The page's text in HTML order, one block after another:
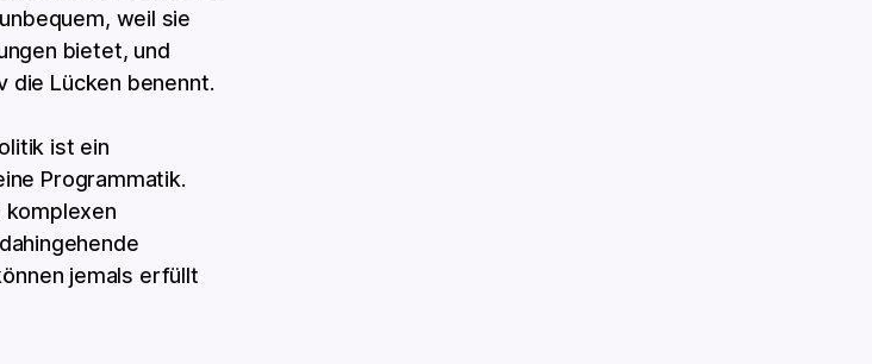
weil sie
bietet, und
die Lücken benennt.
ist ein
Programmatik.
jemals erfüllt